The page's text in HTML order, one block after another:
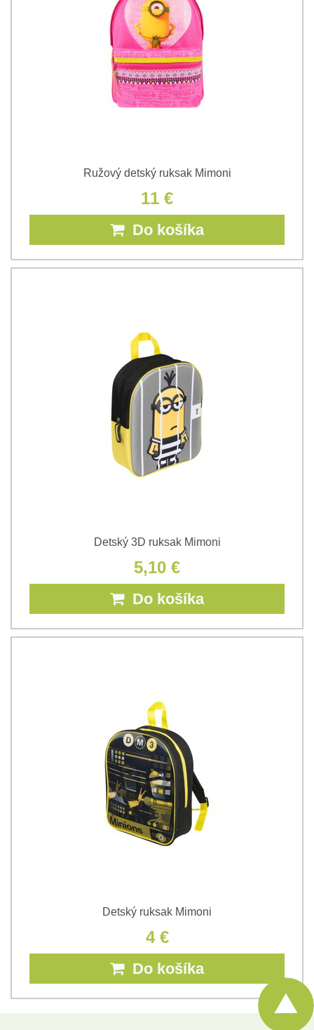
Ružový detský ruksak Mimoni
11 €
Do košíka
Detský 3D ruksak Mimoni
5,10 €
Do košíka
Detský ruksak Mimoni
4 €
Do košíka